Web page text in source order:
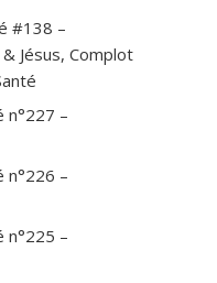
#138 –
Jésus, Complot
n°227 –
n°226 –
n°225 –